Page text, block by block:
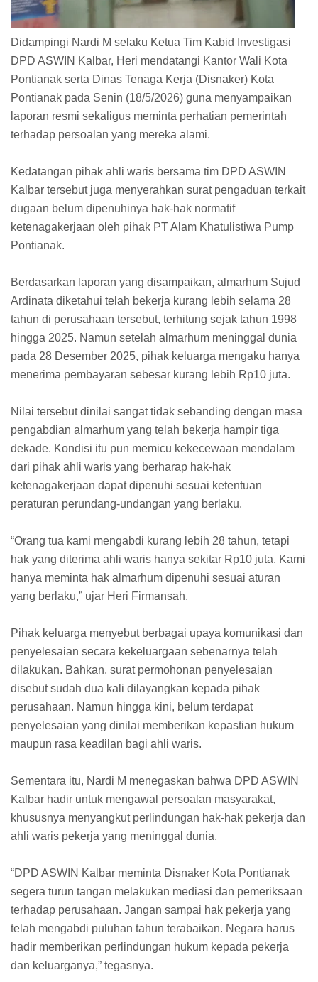
Didampingi Nardi M selaku Ketua Tim Kabid Investigasi
DPD ASWIN Kalbar, Heri mendatangi Kantor Wali Kota
Pontianak serta Dinas Tenaga Kerja (Disnaker) Kota
Pontianak pada Senin (18/5/2026) guna menyampaikan
laporan resmi sekaligus meminta perhatian pemerintah
terhadap persoalan yang mereka alami.
Kedatangan pihak ahli waris bersama tim DPD ASWIN
Kalbar tersebut juga menyerahkan surat pengaduan terkait
dugaan belum dipenuhinya hak-hak normatif
ketenagakerjaan oleh pihak PT Alam Khatulistiwa Pump
Pontianak.
Berdasarkan laporan yang disampaikan, almarhum Sujud
Ardinata diketahui telah bekerja kurang lebih selama 28
tahun di perusahaan tersebut, terhitung sejak tahun 1998
hingga 2025. Namun setelah almarhum meninggal dunia
pada 28 Desember 2025, pihak keluarga mengaku hanya
menerima pembayaran sebesar kurang lebih Rp10 juta.
Nilai tersebut dinilai sangat tidak sebanding dengan masa
pengabdian almarhum yang telah bekerja hampir tiga
dekade. Kondisi itu pun memicu kekecewaan mendalam
dari pihak ahli waris yang berharap hak-hak
ketenagakerjaan dapat dipenuhi sesuai ketentuan
peraturan perundang-undangan yang berlaku.
“Orang tua kami mengabdi kurang lebih 28 tahun, tetapi
hak yang diterima ahli waris hanya sekitar Rp10 juta. Kami
hanya meminta hak almarhum dipenuhi sesuai aturan
yang berlaku,” ujar Heri Firmansah.
Pihak keluarga menyebut berbagai upaya komunikasi dan
penyelesaian secara kekeluargaan sebenarnya telah
dilakukan. Bahkan, surat permohonan penyelesaian
disebut sudah dua kali dilayangkan kepada pihak
perusahaan. Namun hingga kini, belum terdapat
penyelesaian yang dinilai memberikan kepastian hukum
maupun rasa keadilan bagi ahli waris.
Sementara itu, Nardi M menegaskan bahwa DPD ASWIN
Kalbar hadir untuk mengawal persoalan masyarakat,
khususnya menyangkut perlindungan hak-hak pekerja dan
ahli waris pekerja yang meninggal dunia.
“DPD ASWIN Kalbar meminta Disnaker Kota Pontianak
segera turun tangan melakukan mediasi dan pemeriksaan
terhadap perusahaan. Jangan sampai hak pekerja yang
telah mengabdi puluhan tahun terabaikan. Negara harus
hadir memberikan perlindungan hukum kepada pekerja
dan keluarganya,” tegasnya.